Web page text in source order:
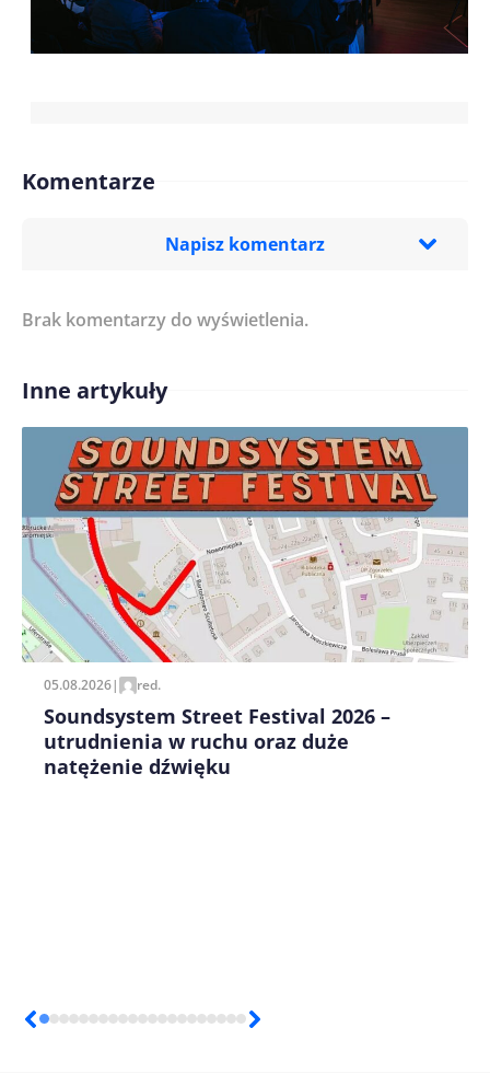
Komentarze
Napisz komentarz
Treść komentarza*
Imię/ Nick*
Zapamiętaj moje dane w tej przeglądarce podczas
pisania kolejnych komentarzy.
Brak komentarzy do wyświetlenia.
Inne artykuły
05.08.2026| red.
Soundsystem Street Festival 2026 –
utrudnienia w ruchu oraz duże
natężenie dźwięku